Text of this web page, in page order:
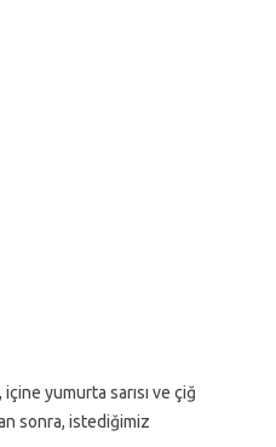
yumurta sarısı ve çiğ
sonra, istediğimiz